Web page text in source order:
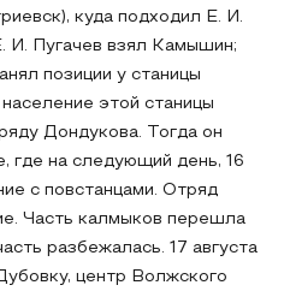
куда подходил Е. И.
Е. И. Пугачев взял Камышин;
позиции у станицы
этой станицы
Дондукова. Тогда он
где на следующий день, 16
с повстанцами. Отряд
Часть калмыков перешла
разбежалась. 17 августа
центр Волжского